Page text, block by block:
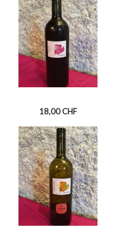
GAMAY LES MÛRES
Prix
18,00 CHF